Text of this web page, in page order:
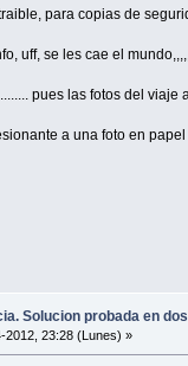
para copias de
uff, se les cae el
pues las fotos del
a una foto en
Solucion probada en
2012, 23:28 (Lunes) »